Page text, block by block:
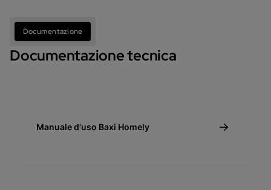
Documentazione
Documentazione tecnica
Manuale d'uso Baxi Homely